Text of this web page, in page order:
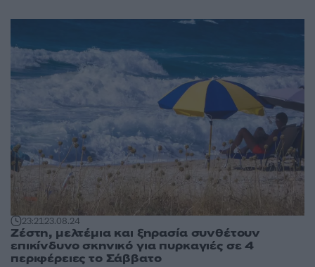
23:2123.08.24
Ζέστη, μελτέμια και ξηρασία συνθέτουν
επικίνδυνο σκηνικό για πυρκαγιές σε 4
περιφέρειες το Σάββατο